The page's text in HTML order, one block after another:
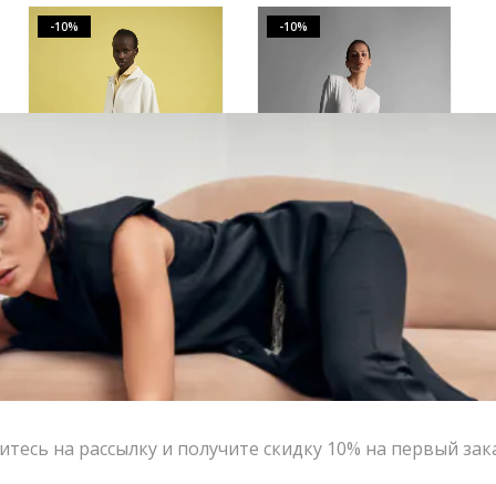
-10%
Шорты YANA BESFAMILNAYA Мотти белого цвета | VERESK studio
14,900.00₽ 13,410.00₽
-10%
Платье YANA BESFAMILNAYA Inside Out белого цвета | VERESK studio
21,900.00
19,710.00₽
на рассылку и получите скидку 10% на первый